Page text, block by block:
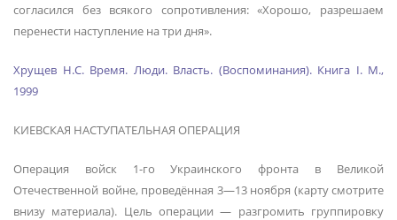
согласился без всякого сопротивления: «Хорошо, разрешаем
перенести наступление на три дня».
Хрущев Н.С. Время. Люди. Власть. (Воспоминания). Книга I. М.,
1999
КИЕВСКАЯ НАСТУПАТЕЛЬНАЯ ОПЕРАЦИЯ
Операция войск 1-го Украинского фронта в Великой
Отечественной войне, проведённая 3—13 ноября (карту смотрите
внизу материала). Цель операции — разгромить группировку